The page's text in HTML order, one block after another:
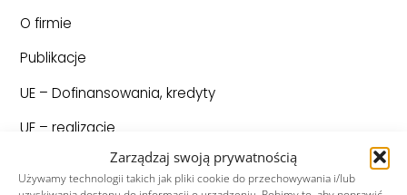
Zarządzaj swoją prywatnością
Używamy technologii takich jak pliki cookie do przechowywania i/lub
O firmie
Publikacje
UE – Dofinansowania, kredyty
UE – realizacje
UE – Ogłoszenia o zamówieniach